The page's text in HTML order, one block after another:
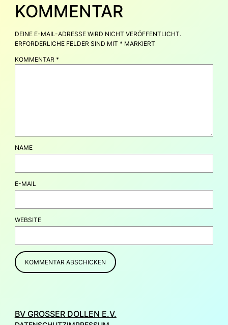
KOMMENTAR
DEINE E-MAIL-ADRESSE WIRD NICHT VERÖFFENTLICHT.
ERFORDERLICHE FELDER SIND MIT *MARKIERT
KOMMENTAR *
NAME
E-MAIL
WEBSITE
BV GROSSER DOLLEN E.V.